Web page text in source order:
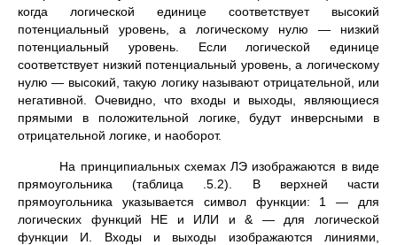
когда логической единице соответствует высокий
потенциальный уровень, а логическому нулю — низкий
потенциальный уровень. Если логической единице
соответствует низкий потенциальный уровень, а логическому
нулю — высокий, такую логику называют отрицательной, или
негативной. Очевидно, что входы и выходы, являющиеся
прямыми в положительной логике, будут инверсными в
отрицательной логике, и наоборот.
На принципиальных схемах ЛЭ изображаются в виде
прямоугольника (таблица .5.2). В верхней части
прямоугольника указывается символ функции: 1 — для
логических функций НЕ и ИЛИ и & — для логической
функции И. Входы и выходы изображаются линиями,